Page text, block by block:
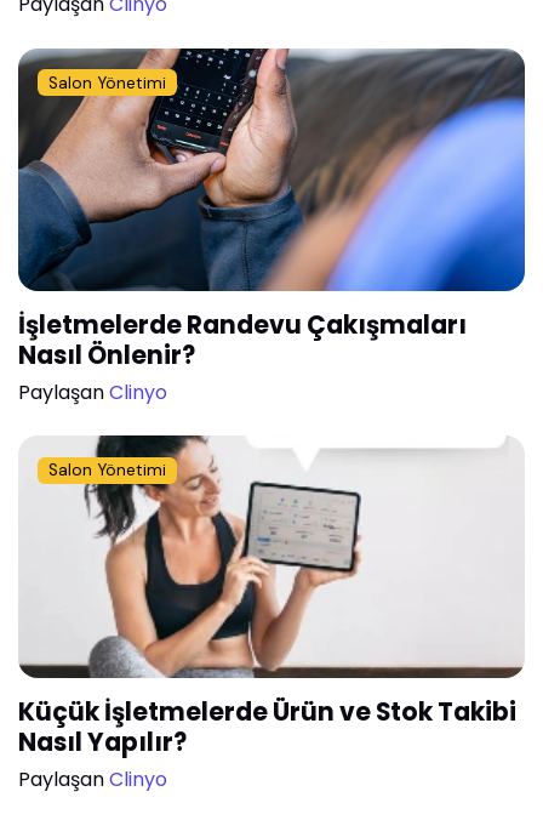
Salon Yönetimi
İşletmelerde Randevu Çakışmaları
Nasıl Önlenir?
PaylaşanClinyo
Salon Yönetimi
Küçük İşletmelerde Ürün ve Stok Takibi
Nasıl Yapılır?
PaylaşanClinyo